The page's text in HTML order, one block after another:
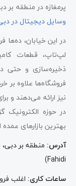
پرمغازه در منطقه
وسایل دیجیتال در
لپ‌تاپ، قطعات
ذخیره‌سازی و حتی
فروشگاه‌ها علاوه ‌بر
نیز ارائه می‌دهند و
در حوزه الکترونیک
بهترین بازارهای
آدرس:
Fahidi)
ساعات کاری: